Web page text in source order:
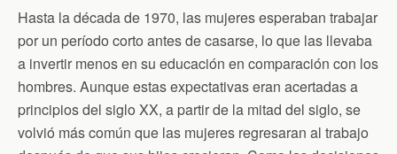
Hasta la década de 1970, las mujeres esperaban trabajar
por un período corto antes de casarse, lo que las llevaba
a invertir menos en su educación en comparación con los
hombres. Aunque estas expectativas eran acertadas a
principios del siglo XX, a partir de la mitad del siglo, se
volvió más común que las mujeres regresaran al trabajo